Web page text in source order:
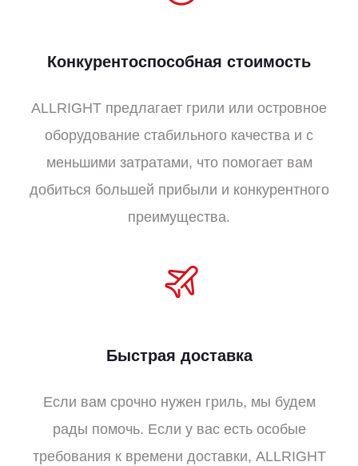
Конкурентоспособная стоимость
ALLRIGHT предлагает грили или островное
оборудование стабильного качества и с
меньшими затратами, что помогает вам
добиться большей прибыли и конкурентного
преимущества.
Быстрая доставка
Если вам срочно нужен гриль, мы будем
рады помочь. Если у вас есть особые
требования к времени доставки, ALLRIGHT